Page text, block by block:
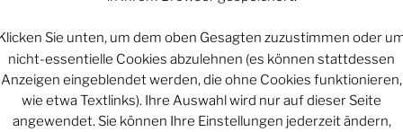
immer anzeigen
Wiestor, Überlingen | STP #054“ direkt
öffnen
Klicken Sie unten, um dem oben Gesagten zuzustimmen oder
nicht-essentielle Cookies abzulehnen (es können stattdessen
Anzeigen eingeblendet werden, die ohne Cookies funktionieren,
wie etwa Textlinks). Ihre Auswahl wird nur auf dieser Seite
angewendet. Sie können Ihre Einstellungen jederzeit ändern,